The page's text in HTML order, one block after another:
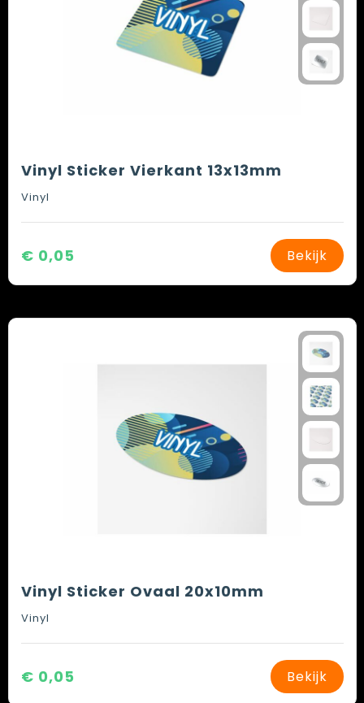
Vinyl Sticker Vierkant 13x13mm
Vinyl
€ 0,05 Bekijk
Vinyl Sticker Ovaal 20x10mm
Vinyl
€ 0,05 Bekijk